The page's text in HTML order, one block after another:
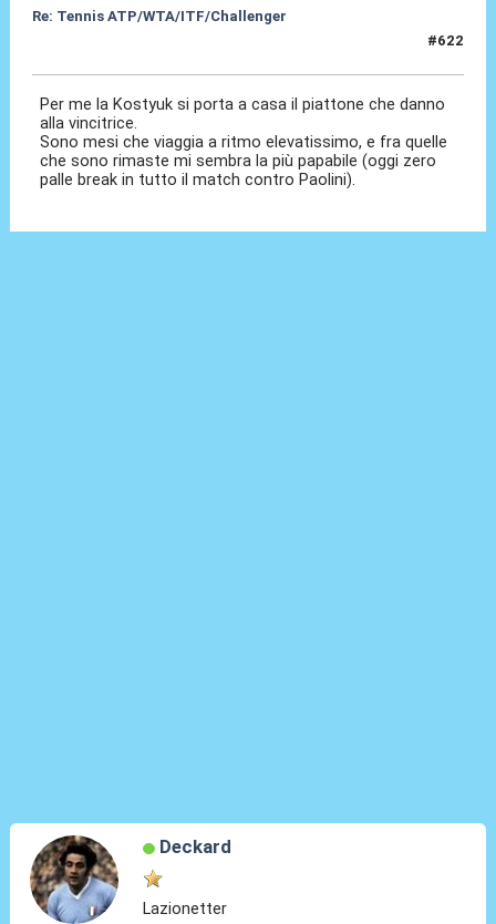
Re: Tennis ATP/WTA/ITF/Challenger
#622
Per me la Kostyuk si porta a casa il piattone che danno
alla vincitrice.
Sono mesi che viaggia a ritmo elevatissimo, e fra quelle
che sono rimaste mi sembra la più papabile (oggi zero
palle break in tutto il match contro Paolini).
Deckard
Lazionetter